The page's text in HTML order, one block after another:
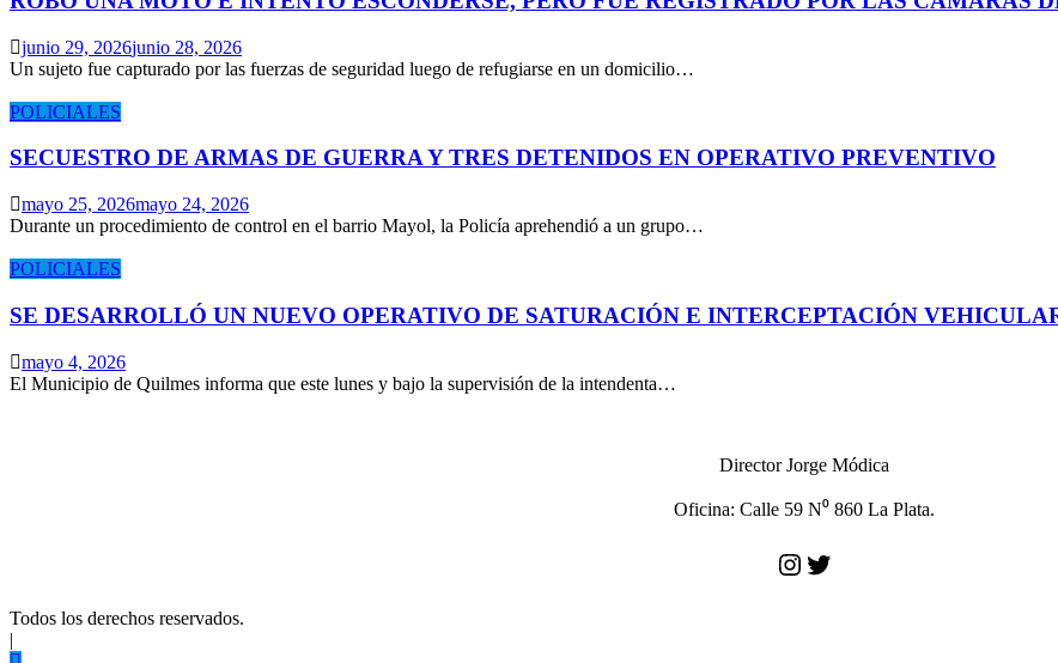
junio 29, 2026junio 28, 2026
Un sujeto fue capturado por las fuerzas de seguridad luego de refugiarse en un domicilio…
POLICIALES
SECUESTRO DE ARMAS DE GUERRA Y TRES DETENIDOS EN OPERATIVO PREVENTIVO
mayo 25, 2026mayo 24, 2026
Durante un procedimiento de control en el barrio Mayol, la Policía aprehendió a un grupo…
POLICIALES
SE DESARROLLÓ UN NUEVO OPERATIVO DE SATURACIÓN E INTERCEPTACIÓN
mayo 4, 2026
El Municipio de Quilmes informa que este lunes y bajo la supervisión de la intendenta…
Director Jorge Módica
Oficina: Calle 59 N⁰ 860 La Plata.
Instagram
Twitter
Todos los derechos reservados.
|